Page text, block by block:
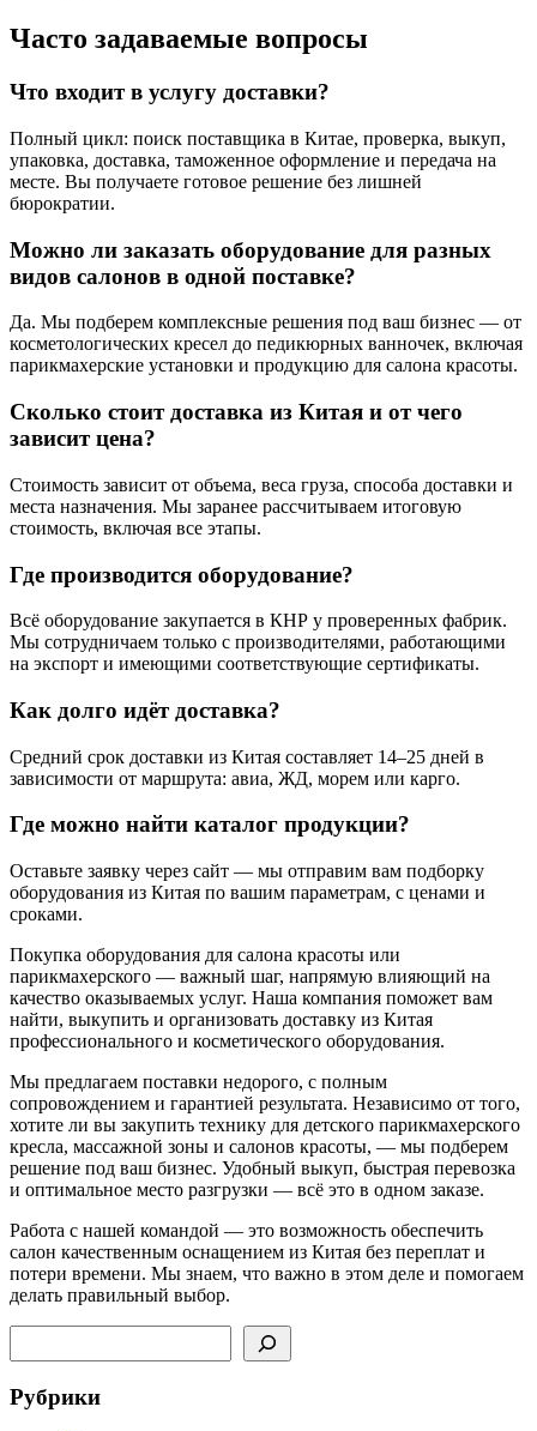
Часто задаваемые вопросы
Что входит в услугу доставки?
Полный цикл: поиск поставщика в Китае, проверка, выкуп,
упаковка, доставка, таможенное оформление и передача на
месте. Вы получаете готовое решение без лишней
бюрократии.
Можно ли заказать оборудование для разных
видов салонов в одной поставке?
Да. Мы подберем комплексные решения под ваш бизнес — от
косметологических кресел до педикюрных ванночек, включая
парикмахерские установки и продукцию для салона красоты.
Сколько стоит доставка из Китая и от чего
зависит цена?
Стоимость зависит от объема, веса груза, способа доставки и
места назначения. Мы заранее рассчитываем итоговую
стоимость, включая все этапы.
Где производится оборудование?
Всё оборудование закупается в КНР у проверенных фабрик.
Мы сотрудничаем только с производителями, работающими
на экспорт и имеющими соответствующие сертификаты.
Как долго идёт доставка?
Средний срок доставки из Китая составляет 14–25 дней в
зависимости от маршрута: авиа, ЖД, морем или карго.
Где можно найти каталог продукции?
Оставьте заявку через сайт — мы отправим вам подборку
оборудования из Китая по вашим параметрам, с ценами и
сроками.
Покупка оборудования для салона красоты или
парикмахерского — важный шаг, напрямую влияющий на
качество оказываемых услуг. Наша компания поможет вам
найти, выкупить и организовать доставку из Китая
профессионального и косметического оборудования.
Мы предлагаем поставки недорого, с полным
сопровождением и гарантией результата. Независимо от того,
хотите ли вы закупить технику для детского парикмахерского
кресла, массажной зоны и салонов красоты, — мы подберем
решение под ваш бизнес. Удобный выкуп, быстрая перевозка
и оптимальное место разгрузки — всё это в одном заказе.
Работа с нашей командой — это возможность обеспечить
салон качественным оснащением из Китая без переплат и
потери времени. Мы знаем, что важно в этом деле и помогаем
делать правильный выбор.
Рубрики